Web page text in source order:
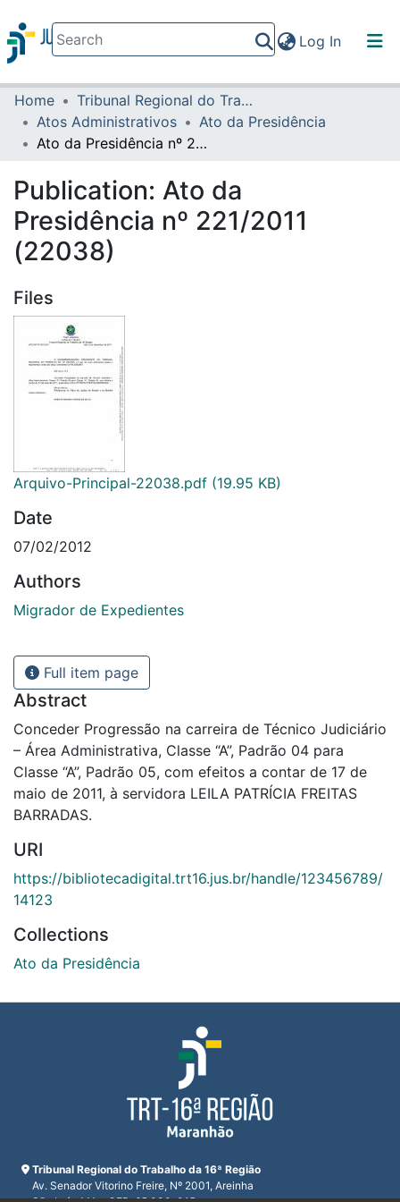
Log In(current)
Communities & Collections
All of DSpace
Home
Tribunal Regional do Trabalho da 16ª Região
Atos Administrativos
Ato da Presidência
Ato da Presidência nº 221/2011 (22038)
Publication: Ato da
Presidência nº 221/2011
(22038)
Files
Arquivo-Principal-22038.pdf (19.95 KB)
Date
07/02/2012
Authors
Migrador de Expedientes
Full item page
Abstract
Conceder Progressão na carreira de Técnico Judiciário
– Área Administrativa, Classe “A”, Padrão 04 para
Classe “A”, Padrão 05, com efeitos a contar de 17 de
maio de 2011, à servidora LEILA PATRÍCIA FREITAS
BARRADAS.
URI
https://bibliotecadigital.trt16.jus.br/handle/123456789/
14123
Collections
Ato da Presidência
Tribunal Regional do Trabalho da 16ª Região
Av. Senador Vitorino Freire, Nº 2001, Areinha